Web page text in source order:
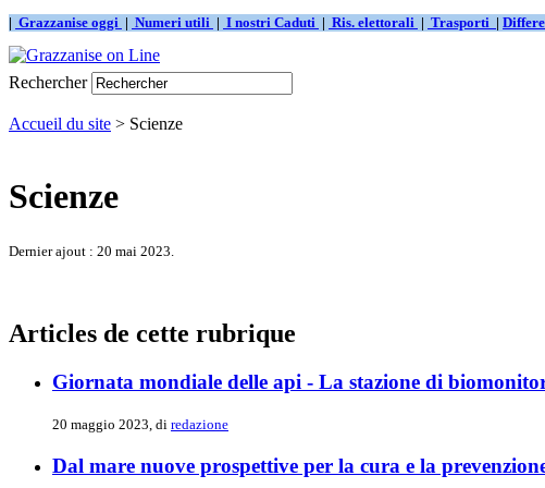
| Grazzanise oggi | Numeri utili | I nostri Caduti | Ris. elettorali | Trasporti |
Rechercher
Accueil du site > Scienze
Scienze
Dernier ajout : 20 mai 2023.
Articles de cette rubrique
Giornata mondiale delle api - La stazione di
20 maggio 2023, di redazione
Dal mare nuove prospettive per la cura e la